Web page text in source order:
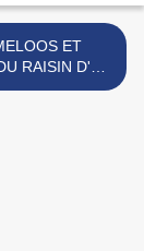
ET
RAISIN D'OR
>